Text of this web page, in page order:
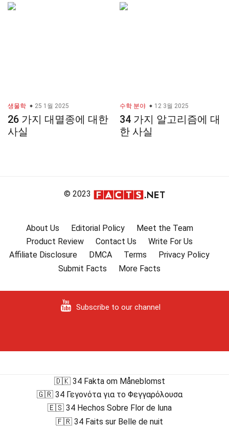
생물학 25 1월 2025
26 가지 대멸종에 대한
사실
수학 분야 12 3월 2025
34 가지 알고리즘에 대
한 사실
© 2023
About Us Editorial Policy
Meet the Team
Product Review
Contact Us
Write For Us
Affiliate Disclosure
DMCA Terms
Privacy Policy
Submit Facts
More Facts
Subscribe to our channel
🇩🇰 34 Fakta om Måneblomst
🇬🇷 34 Γεγονότα για το Φεγγαρόλουσα
🇪🇸 34 Hechos Sobre Flor de luna
🇫🇷 34 Faits sur Belle de nuit